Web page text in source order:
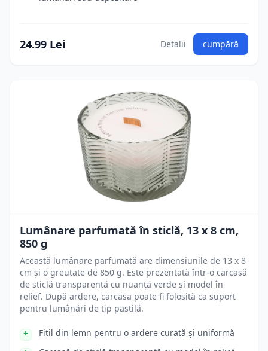
24.99 Lei Detalii cumpără
Lumânare parfumată în sticlă, 13 x 8 cm,
850 g
Această lumânare parfumată are dimensiunile de 13 x 8
cm și o greutate de 850 g. Este prezentată într-o carcasă
de sticlă transparentă cu nuanță verde și model în
relief. După ardere, carcasa poate fi folosită ca suport
pentru lumânări de tip pastilă.
Fitil din lemn pentru o ardere curată și uniformă